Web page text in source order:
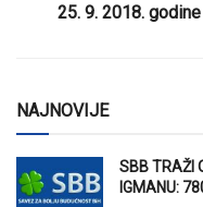
25. 9. 2018.
NAJNOVIJE
SBB TRAŽI
IGMANU: